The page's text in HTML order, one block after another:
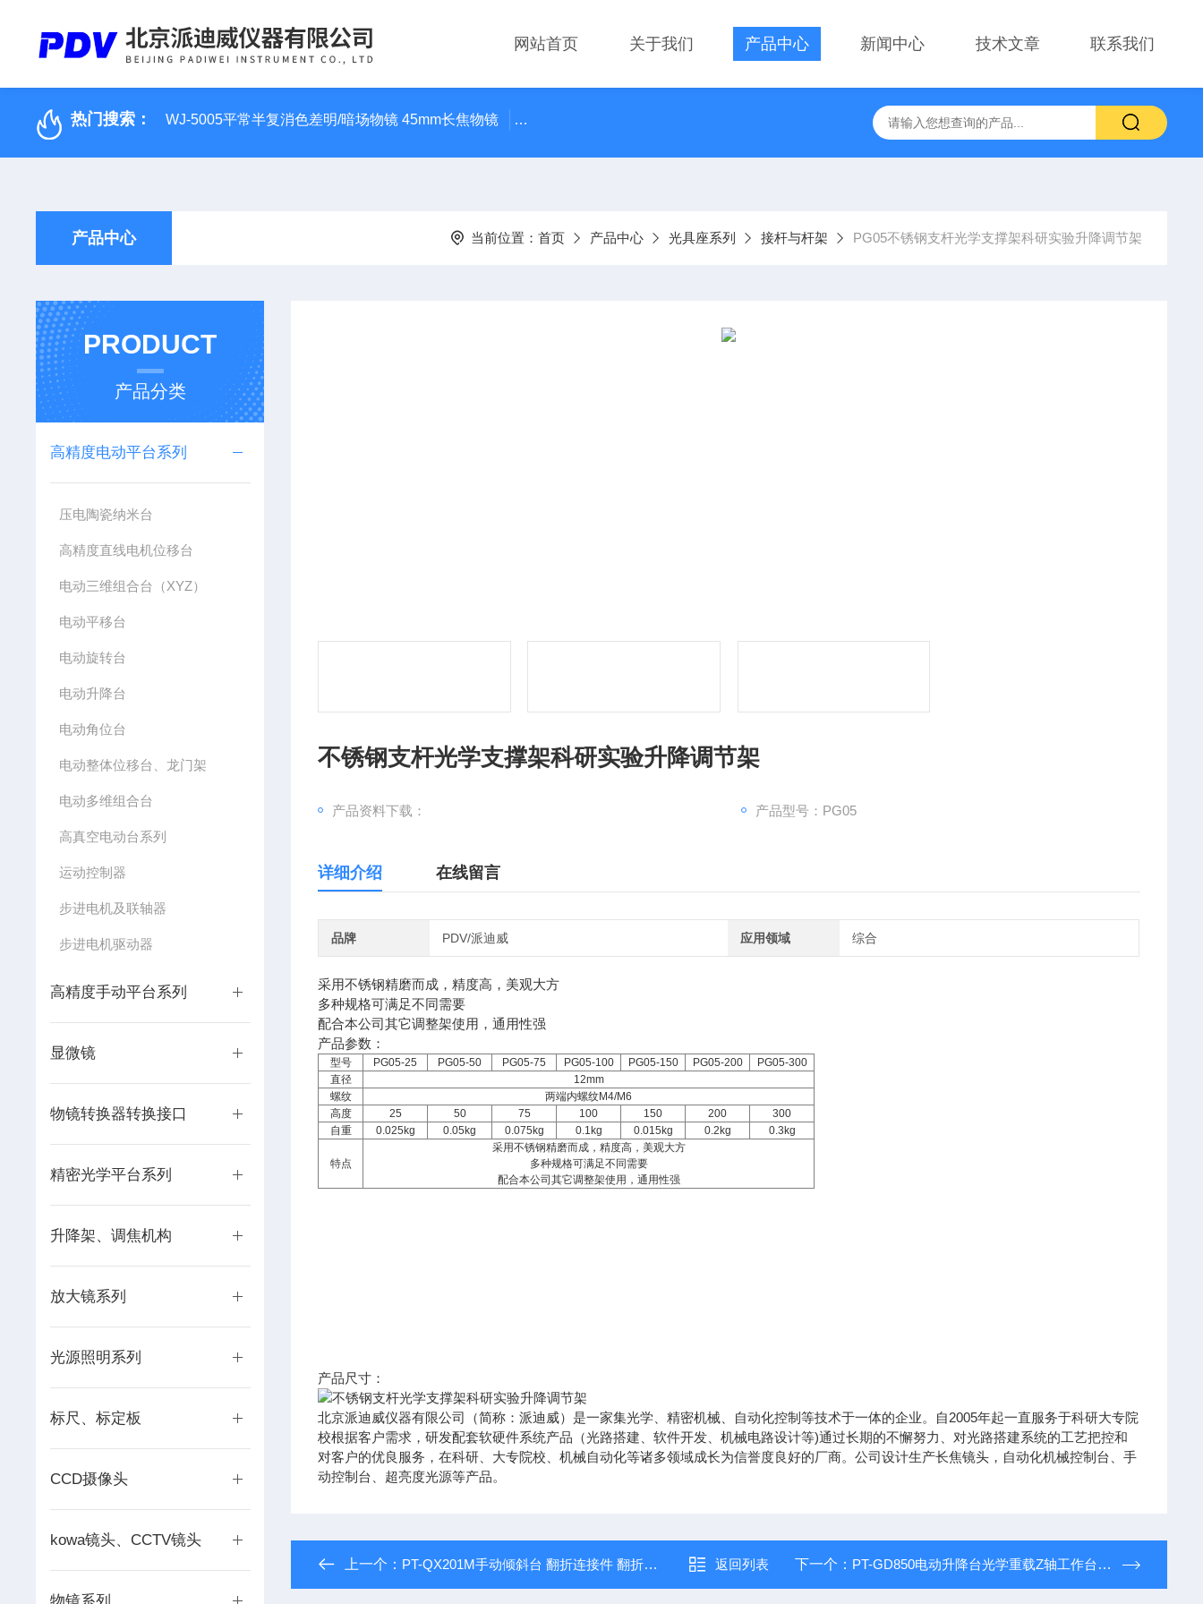
网站首页 关于我们 产品中心 新闻中心 技术文章 联系我们
热门搜索： WJ-5005平常半复消色差明/暗场物镜 45mm长焦物镜 LMPLN-IR/LCPLN-IR奥林巴斯红外线观察用显微镜物镜 PT-GD402电动升降台、位移台 电动滑台升降桌
产品中心 当前位置： 首页 产品中心 光具座系列 接杆与杆架 PG05不锈钢支杆光学支撑架科研实验升降调节架
PRODUCT
产品分类
高精度电动平台系列
压电陶瓷纳米台
高精度直线电机位移台
电动三维组合台（XYZ）
电动平移台
电动旋转台
电动升降台
电动角位台
电动整体位移台、龙门架
电动多维组合台
高真空电动台系列
运动控制器
步进电机及联轴器
步进电机驱动器
高精度手动平台系列
显微镜
物镜转换器转换接口
精密光学平台系列
升降架、调焦机构
放大镜系列
光源照明系列
标尺、标定板
CCD摄像头
kowa镜头、CCTV镜头
不锈钢支杆光学支撑架科研实验升降调节架
产品资料下载： 产品型号：PG05
详细介绍 在线留言
品牌 PDV/派迪威 应用领域 综合
采用不锈钢精磨而成，精度高，美观大方
多种规格可满足不同需要
配合本公司其它调整架使用，通用性强
产品参数：
型号 PG05-25 PG05-50 PG05-75 PG05-100 PG05-150 PG05-200
PG05-300
直径
12mm
螺纹
两端内螺纹M4/M6
高度
25 50 75 100 150 200
300
自重
0.025kg 0.05kg 0.075kg 0.1kg 0.015kg 0.2kg 0.3kg
特点
采用不锈钢精磨而成，精度高，美观大方
多种规格可满足不同需要
配合本公司其它调整架使用，通用性强
产品尺寸：
北京派迪威仪器有限公司（简称：派迪威）是一家集光学、精密机械、自动化控制等技术于一体的企业。自2005年起一直服务于科研大专院
校根据客户需求，研发配套软硬件系统产品（光路搭建、软件开发、机械电路设计等)通过长期的不懈努力、对光路搭建系统的工艺把控和
对客户的优良服务，在科研、大专院校、机械自动化等诸多领域成长为信誉度良好的厂商。公司设计生产长焦镜头，自动化机械控制台、手
动控制台、超亮度光源等产品。
上一个： PT-QX201M手动倾斜台 翻折连接件 翻折角度90° 返回列表 下一个： PT-GD850电动升降台光学重载Z轴工作台 调整位移台